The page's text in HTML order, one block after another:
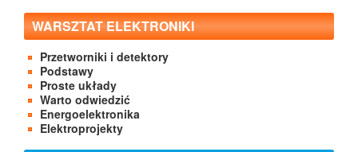
WARSZTAT ELEKTRONIKI
Przetworniki i detektory
Podstawy
Proste układy
Warto odwiedzić
Energoelektronika
Elektroprojekty